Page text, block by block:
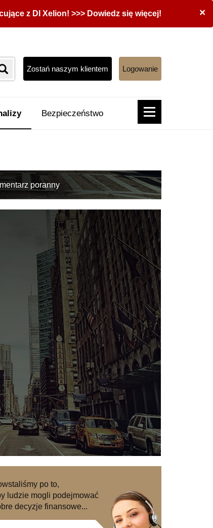
×
z DI Xelion! >>> Dowiedz się więcej!
Zostań naszym klientem Logowanie
Bezpieczeństwo
poranny
po to,
ludzie mogli podejmować
decyzje finansowe...